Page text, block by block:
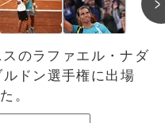
のラファエル・ナダ
ドン選手権に出場
。